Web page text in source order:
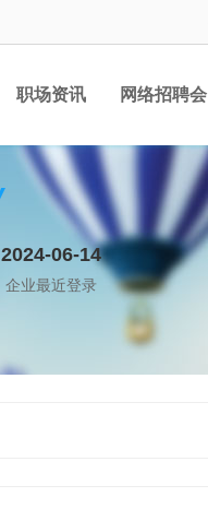
职场资讯 网络招聘会
2024-06-14
企业最近登录